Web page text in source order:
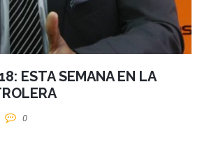
ESTA SEMANA EN LA
0